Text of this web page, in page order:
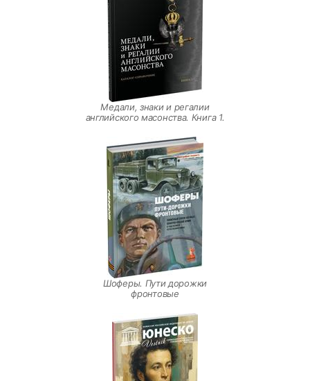
Медали, знаки и регалии
английского масонства. Книга 1.
Шоферы. Пути дорожки
фронтовые